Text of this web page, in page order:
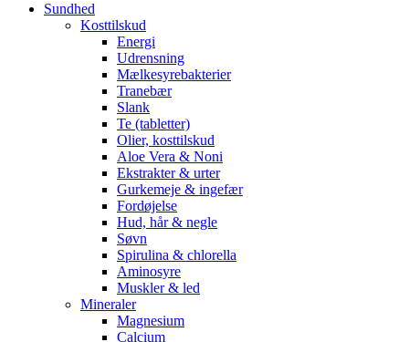
Sundhed
Kosttilskud
Energi
Udrensning
Mælkesyrebakterier
Tranebær
Slank
Te (tabletter)
Olier, kosttilskud
Aloe Vera & Noni
Ekstrakter & urter
Gurkemeje & ingefær
Fordøjelse
Hud, hår & negle
Søvn
Spirulina & chlorella
Aminosyre
Muskler & led
Mineraler
Magnesium
Calcium